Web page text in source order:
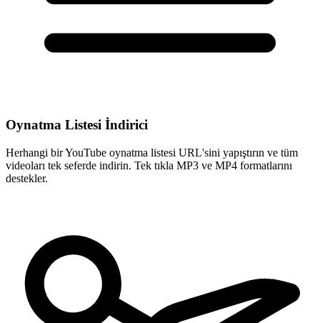
Oynatma Listesi İndirici
Herhangi bir YouTube oynatma listesi URL'sini yapıştırın ve tüm
videoları tek seferde indirin. Tek tıkla MP3 ve MP4 formatlarını
destekler.